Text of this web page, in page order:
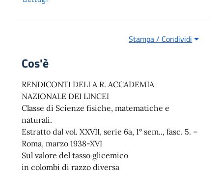
Stampa / Condividi
Cos'è
RENDICONTI DELLA R. ACCADEMIA
NAZIONALE DEI LINCEI
Classe di Scienze fisiche, matematiche e
naturali.
Estratto dal vol. XXVII, serie 6a, 1° sem.., fasc. 5. –
Roma, marzo 1938-XVI
Sul valore del tasso glicemico
in colombi di razzo diversa